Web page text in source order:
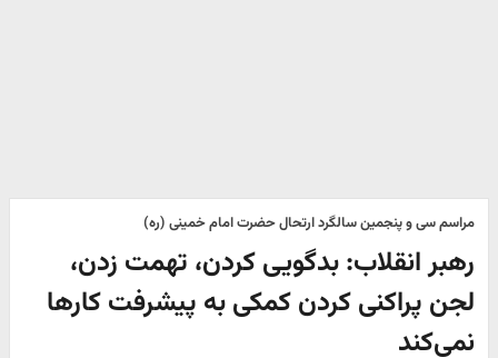
مراسم سی و پنجمین سالگرد ارتحال حضرت امام خمینی (ره)
رهبر انقلاب: بدگویی کردن، تهمت زدن،
لجن پراکنی کردن کمکی به پیشرفت کارها
نمی‌کند